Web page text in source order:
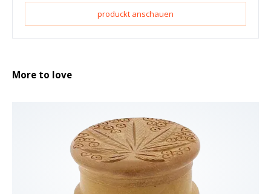
produckt anschauen
More to love